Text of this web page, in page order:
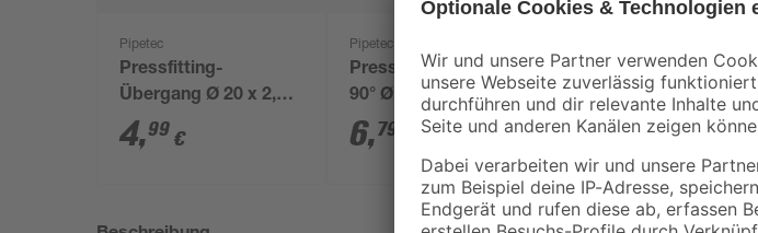
Pipetec
Pressfitting-
Übergang Ø 20 x 2,0
mm 1/2" AG
4,99 €
Pipetec
Pressfitting-Winkel
90° Ø 20 x 2,0 mm
3/4" IG
6,79
Pressfitting-
Wandwinkel Ø 52 mm
- 20 x 2,0 mm 1/2" IG
8,99 €